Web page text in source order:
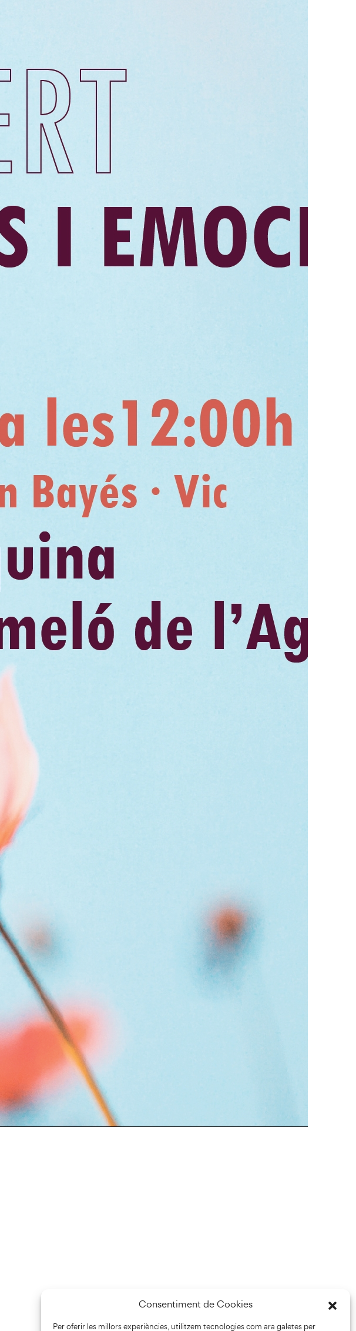
Consentiment de Cookies
Per oferir les millors experiències, utilitzem tecnologies com ara galetes per